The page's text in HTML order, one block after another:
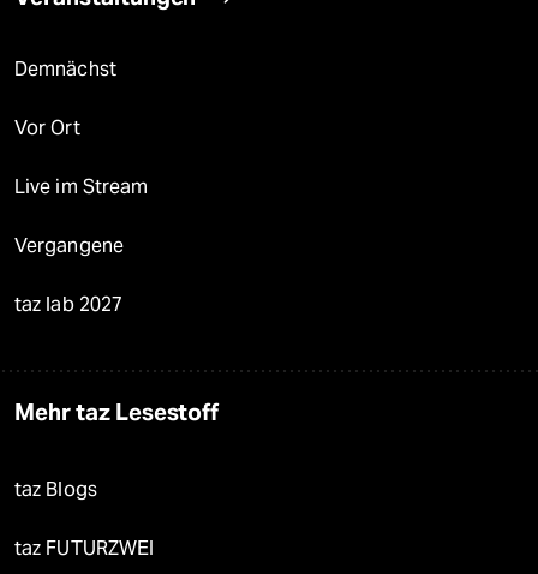
Demnächst
Vor Ort
Live im Stream
Vergangene
taz lab 2027
Mehr taz Lesestoff
taz Blogs
taz FUTURZWEI